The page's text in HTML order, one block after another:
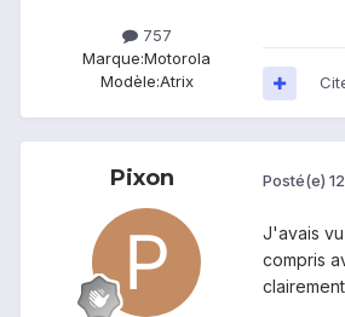
757
Marque:Motorola
Modèle:Atrix
Pixon Posté(e)
J'avais
compris